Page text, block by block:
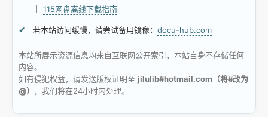
115网盘离线下载指南
若本站访问缓慢，请尝试备用镜像： docu-hub.com
本站所展示资源信息均来自互联网公开索引，本站自身不存储任何
内容。
如有侵犯权益，请发送版权证明至 jilulib#hotmail.com（将#改为
@）
，我们将在24小时内处理。